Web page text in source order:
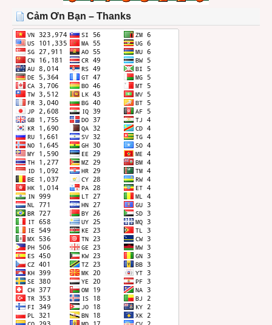
THÁNG
Cảm Ơn Bạn – Thanks